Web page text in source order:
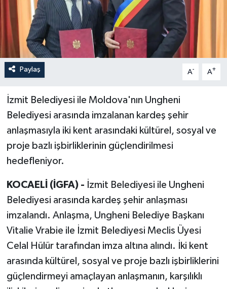
Paylaş A- A+
İzmit Belediyesi ile Moldova'nın Ungheni
Belediyesi arasında imzalanan kardeş şehir
anlaşmasıyla iki kent arasındaki kültürel, sosyal ve
proje bazlı işbirliklerinin güçlendirilmesi
hedefleniyor.
KOCAELİ (İGFA) - İzmit Belediyesi ile Ungheni
Belediyesi arasında kardeş şehir anlaşması
imzalandı. Anlaşma, Ungheni Belediye Başkanı
Vitalie Vrabie ile İzmit Belediyesi Meclis Üyesi
Celal Hülür tarafından imza altına alındı. İki kent
arasında kültürel, sosyal ve proje bazlı işbirliklerini
güçlendirmeyi amaçlayan anlaşmanın, karşılıklı